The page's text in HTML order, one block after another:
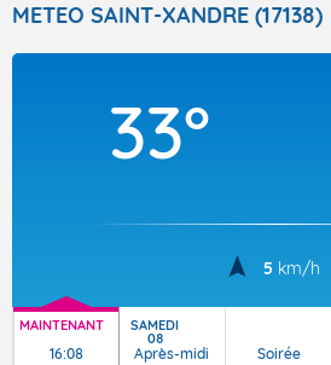
Articles
METEO SAINT-XANDRE (17138)
33°
5 km/h
MAINTENANT
16:08
SAMEDI
08
Après-midi Soirée